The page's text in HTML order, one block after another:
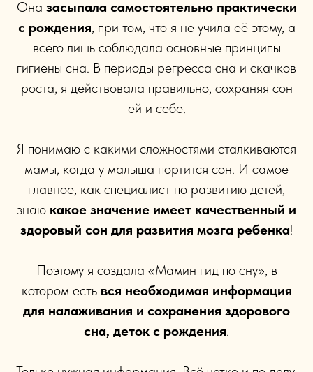
Она засыпала самостоятельно практически
с рождения, при том, что я не учила её этому, а
всего лишь соблюдала основные принципы
гигиены сна. В периоды регресса сна и скачков
роста, я действовала правильно, сохраняя сон
ей и себе.
Я понимаю с какими сложностями сталкиваются
мамы, когда у малыша портится сон. И самое
главное, как специалист по развитию детей,
знаю какое значение имеет качественный и
здоровый сон для развития мозга ребенка!
Поэтому я создала «Мамин гид по сну», в
котором есть вся необходимая информация
для налаживания и сохранения здорового
сна, деток с рождения.